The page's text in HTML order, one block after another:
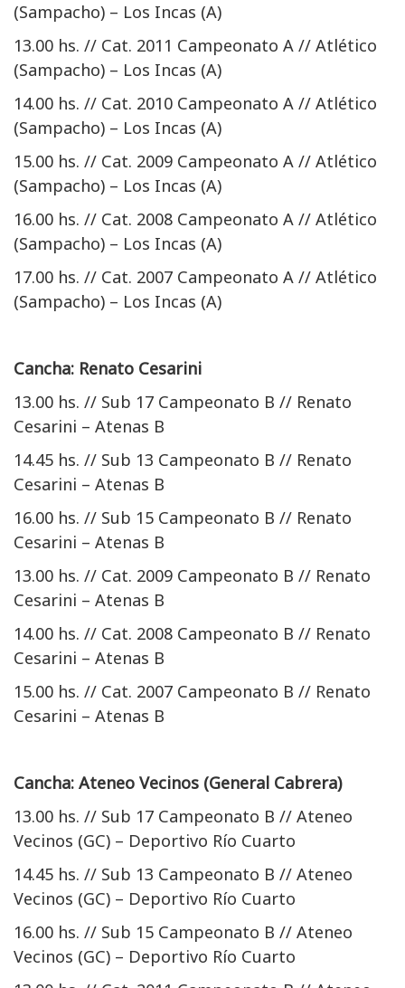
(Sampacho) – Los Incas (A)
13.00 hs. // Cat. 2011 Campeonato A // Atlético
(Sampacho) – Los Incas (A)
14.00 hs. // Cat. 2010 Campeonato A // Atlético
(Sampacho) – Los Incas (A)
15.00 hs. // Cat. 2009 Campeonato A // Atlético
(Sampacho) – Los Incas (A)
16.00 hs. // Cat. 2008 Campeonato A // Atlético
(Sampacho) – Los Incas (A)
17.00 hs. // Cat. 2007 Campeonato A // Atlético
(Sampacho) – Los Incas (A)
Cancha: Renato Cesarini
13.00 hs. // Sub 17 Campeonato B // Renato
Cesarini – Atenas B
14.45 hs. // Sub 13 Campeonato B // Renato
Cesarini – Atenas B
16.00 hs. // Sub 15 Campeonato B // Renato
Cesarini – Atenas B
13.00 hs. // Cat. 2009 Campeonato B // Renato
Cesarini – Atenas B
14.00 hs. // Cat. 2008 Campeonato B // Renato
Cesarini – Atenas B
15.00 hs. // Cat. 2007 Campeonato B // Renato
Cesarini – Atenas B
Cancha: Ateneo Vecinos (General Cabrera)
13.00 hs. // Sub 17 Campeonato B // Ateneo
Vecinos (GC) – Deportivo Río Cuarto
14.45 hs. // Sub 13 Campeonato B // Ateneo
Vecinos (GC) – Deportivo Río Cuarto
16.00 hs. // Sub 15 Campeonato B // Ateneo
Vecinos (GC) – Deportivo Río Cuarto